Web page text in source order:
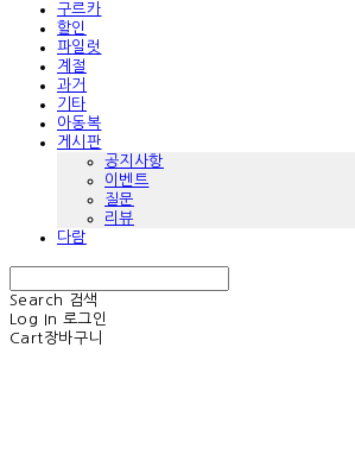
구르카
할인
파일럿
계절
과거
기타
아동복
게시판
공지사항
이벤트
질문
리뷰
다람
Search
검색
Log In 로그인
Cart장바구니